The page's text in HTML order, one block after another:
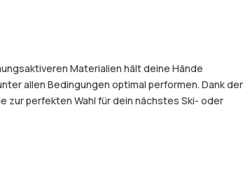
Materialien hält deine Hände
allen Bedingungen optimal performen. Dank der
zur perfekten Wahl für dein nächstes Ski- oder